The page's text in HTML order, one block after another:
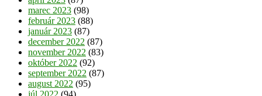
marec 2023 (98)
február 2023 (88)
január 2023 (87)
december 2022 (87)
november 2022 (83)
október 2022 (92)
september 2022 (87)
august 2022 (95)